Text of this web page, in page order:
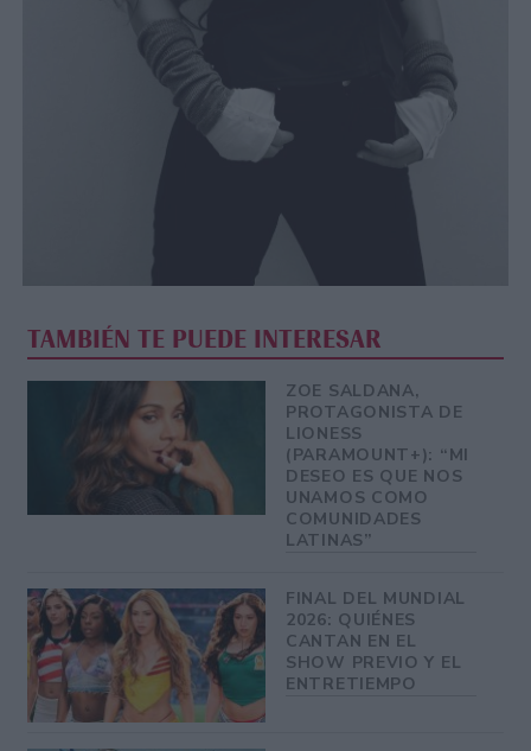
TAMBIÉN TE PUEDE INTERESAR
ZOE SALDANA,
PROTAGONISTA DE
LIONESS
(PARAMOUNT+): “MI
DESEO ES QUE NOS
UNAMOS COMO
COMUNIDADES
LATINAS”
FINAL DEL MUNDIAL
2026: QUIÉNES
CANTAN EN EL
SHOW PREVIO Y EL
ENTRETIEMPO